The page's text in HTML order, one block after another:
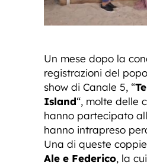
Un mese dopo la
registrazioni del
show di Canale 5, “
Island“, molte delle
hanno partecipato
hanno intrapreso
Una di queste
Ale e Federico, la